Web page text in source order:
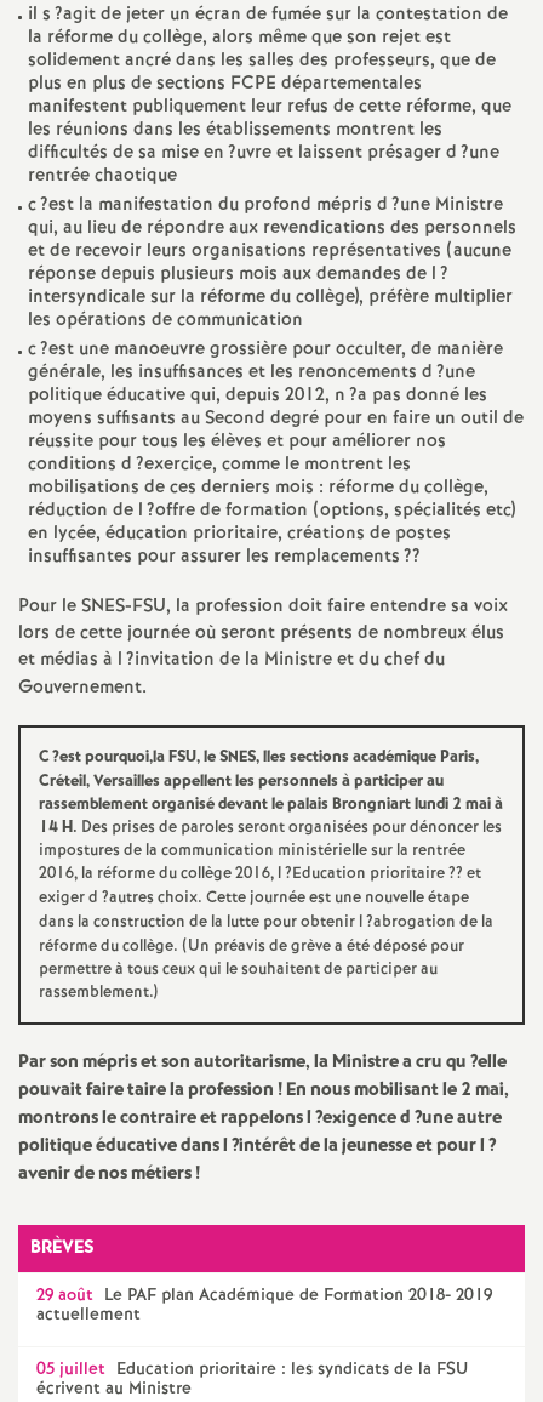
E
n
s
e
i
g
n
e
m
e
n
t
s
d
e
S
e
c
o
n
d
d
il s?agit de jeter un écran de fumée sur la contestation de
la réforme du collège, alors même que son rejet est
solidement ancré dans les salles des professeurs, que de
plus en plus de sections FCPE départementales
manifestent publiquement leur refus de cette réforme, que
les réunions dans les établissements montrent les
difficultés de sa mise en?uvre et laissent présager d?une
rentrée chaotique
c?est la manifestation du profond mépris d?une Ministre
qui, au lieu de répondre aux revendications des personnels
et de recevoir leurs organisations représentatives (aucune
réponse depuis plusieurs mois aux demandes de l?
intersyndicale sur la réforme du collège), préfère multiplier
les opérations de communication
c?est une manoeuvre grossière pour occulter, de manière
générale, les insuffisances et les renoncements d?une
politique éducative qui, depuis 2012, n?a pas donné les
moyens suffisants au Second degré pour en faire un outil de
réussite pour tous les élèves et pour améliorer nos
conditions d?exercice, comme le montrent les
mobilisations de ces derniers mois : réforme du collège,
réduction de l?offre de formation (options, spécialités etc)
en lycée, éducation prioritaire, créations de postes
insuffisantes pour assurer les remplacements??
Pour leSNES-FSU, la profession doit faire entendre sa voix
lors de cette journée où seront présents de nombreux élus
et médias à l?invitation de la Ministre et du chef du
Gouvernement.
C?est pourquoi,laFSU, leSNES, lles sections académique Paris,
Créteil, Versailles appellent les personnels à participer au
rassemblement organisé devant le palais Brongniart lundi 2 mai à
14 H. Des prises de paroles seront organisées pour dénoncer les
impostures de la communication ministérielle sur la rentrée
2016, la réforme du collège 2016, l?Education prioritaire?? et
exiger d ?autres choix. Cette journée est une nouvelle étape
dans la construction de la lutte pour obtenir l?abrogation de la
réforme du collège. (Un préavis de grève a été déposé pour
permettre à tous ceux qui le souhaitent de participer au
rassemblement.)
Par son mépris et son autoritarisme, la Ministre a cru qu?elle
pouvait faire taire la profession ! En nous mobilisant le 2 mai,
montrons le contraire et rappelons l?exigence d?une autre
politique éducative dans l?intérêt de la jeunesse et pour l?
avenir de nos métiers!
BRÈVES
29 août Le PAF plan Académique de Formation 2018- 2019
actuellement
05 juillet Education prioritaire : les syndicats de la FSU
écrivent au Ministre